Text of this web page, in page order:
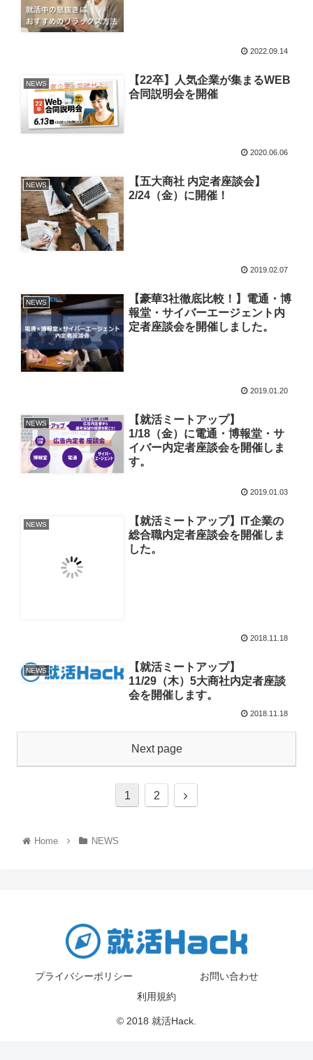
2022.09.14
NEWS
【22卒】人気企業が集まるWEB
合同説明会を開催
2020.06.06
NEWS
【五大商社 内定者座談会】
2/24（金）に開催！
2019.02.07
NEWS
【豪華3社徹底比較！】電通・博
報堂・サイバーエージェント内
定者座談会を開催しました。
2019.01.20
NEWS
【就活ミートアップ】
1/18（金）に電通・博報堂・サ
イバー内定者座談会を開催しま
す。
2019.01.03
NEWS
【就活ミートアップ】IT企業の
総合職内定者座談会を開催しま
した。
会を開催します。
2018.11.18
NEWS
プライバシーポリシー
お問い合わせ